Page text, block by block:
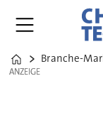
Home
Branche-
ANZEIGE
ANZEIGE